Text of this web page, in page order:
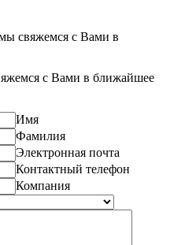
свяжемся с Вами в
с Вами в ближайшее
Имя
Фамилия
Электронная почта
Контактный телефон
Компания